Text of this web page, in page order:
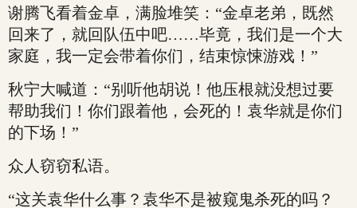
谢腾飞看着金卓，满脸堆笑：“金卓老弟，既然
回来了，就回队伍中吧……毕竟，我们是一个大
家庭，我一定会带着你们，结束惊悚游戏！”
秋宁大喊道：“别听他胡说！他压根就没想过要
帮助我们！你们跟着他，会死的！袁华就是你们
的下场！”
众人窃窃私语。
“这关袁华什么事？袁华不是被窥鬼杀死的吗？